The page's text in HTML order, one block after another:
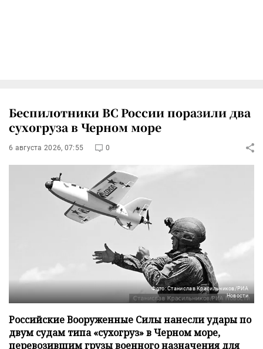
Беспилотники ВС России поразили два
сухогруза в Черном море
6 августа 2026, 07:55 0
Фото: Станислав Красильников/РИА
Новости
Российские Вооруженные Силы нанесли удары по
двум судам типа «сухогруз» в Черном море,
перевозившим грузы военного назначения для